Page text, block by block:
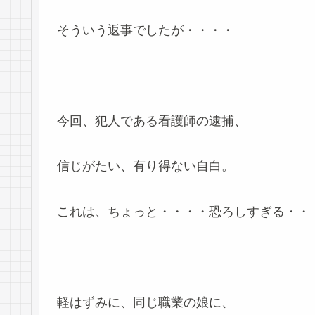
そういう返事でしたが・・・・
今回、犯人である看護師の逮捕、
信じがたい、有り得ない自白。
これは、ちょっと・・・・恐ろしすぎる・・
軽はずみに、同じ職業の娘に、